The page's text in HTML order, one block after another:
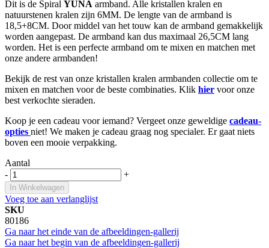
Dit is de Spiral YUNA armband. Alle kristallen kralen en
natuurstenen kralen zijn 6MM. De lengte van de armband is
18,5+8CM. Door middel van het touw kan de armband gemakkelijk
worden aangepast. De armband kan dus maximaal 26,5CM lang
worden. Het is een perfecte armband om te mixen en matchen met
onze andere armbanden!
Bekijk de rest van onze kristallen kralen armbanden collectie om te
mixen en matchen voor de beste combinaties. Klik hier voor onze
best verkochte sieraden.
Koop je een cadeau voor iemand? Vergeet onze geweldige cadeau-
opties niet! We maken je cadeau graag nog specialer. Er gaat niets
boven een mooie verpakking.
Aantal
-
+
In Winkelwagen
Voeg toe aan verlanglijst
SKU
80186
Ga naar het einde van de afbeeldingen-gallerij
Ga naar het begin van de afbeeldingen-gallerij